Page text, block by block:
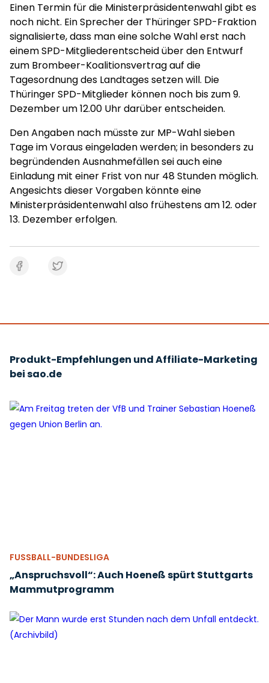
Einen Termin für die Ministerpräsidentenwahl gibt es
noch nicht. Ein Sprecher der Thüringer SPD-Fraktion
signalisierte, dass man eine solche Wahl erst nach
einem SPD-Mitgliederentscheid über den Entwurf
zum Brombeer-Koalitionsvertrag auf die
Tagesordnung des Landtages setzen will. Die
Thüringer SPD-Mitglieder können noch bis zum 9.
Dezember um 12.00 Uhr darüber entscheiden.
Den Angaben nach müsste zur MP-Wahl sieben
Tage im Voraus eingeladen werden; in besonders zu
begründenden Ausnahmefällen sei auch eine
Einladung mit einer Frist von nur 48 Stunden möglich.
Angesichts dieser Vorgaben könnte eine
Ministerpräsidentenwahl also frühestens am 12. oder
13. Dezember erfolgen.
Produkt-Empfehlungen und Affiliate-Marketing
bei sao.de
FUSSBALL-BUNDESLIGA
„Anspruchsvoll“: Auch Hoeneß spürt Stuttgarts
Mammutprogramm